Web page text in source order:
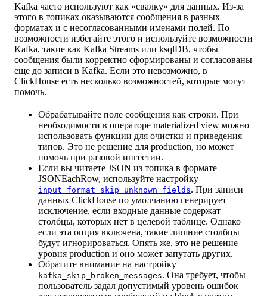
Kafka часто используют как «свалку» для данных. Из-за
этого в топиках оказываются сообщения в разных
форматах и с несогласованными именами полей. По
возможности избегайте этого и используйте возможности
Kafka, такие как Kafka Streams или ksqlDB, чтобы
сообщения были корректно сформированы и согласованы
еще до записи в Kafka. Если это невозможно, в
ClickHouse есть несколько возможностей, которые могут
помочь.
Обрабатывайте поле сообщения как строки. При
необходимости в операторе materialized view можно
использовать функции для очистки и приведения
типов. Это не решение для production, но может
помочь при разовой ингестии.
Если вы читаете JSON из топика в формате
JSONEachRow, используйте настройку
input_format_skip_unknown_fields. При записи
данных ClickHouse по умолчанию генерирует
исключение, если входные данные содержат
столбцы, которых нет в целевой таблице. Однако
если эта опция включена, такие лишние столбцы
будут игнорироваться. Опять же, это не решение
уровня production и оно может запутать других.
Обратите внимание на настройку
kafka_skip_broken_messages. Она требует, чтобы
пользователь задал допустимый уровень ошибок